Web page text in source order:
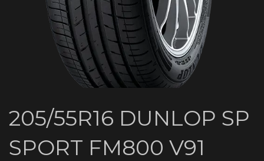
205/55R16 DUNLOP SP
SPORT FM800 V91